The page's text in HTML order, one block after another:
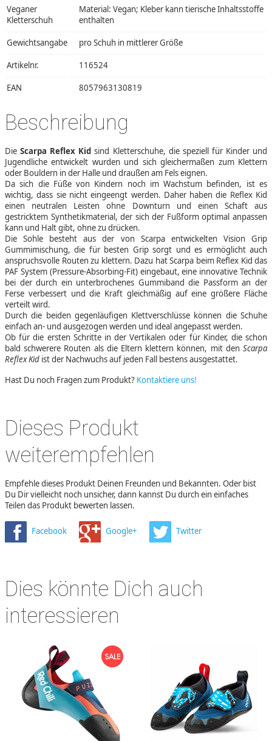
Veganer
Kletterschuh
Material: Vegan; Kleber kann tierische Inhaltsstoffe
enthalten
Gewichtsangabe pro Schuh in mittlerer Größe
Artikelnr. 116524
EAN 8057963130819
Beschreibung
DieScarpa Reflex Kid sind Kletterschuhe, die speziell für Kinder und
Jugendliche entwickelt wurden und sich gleichermaßen zum Klettern
oder Bouldern in der Halle und draußen am Fels eignen.
Da sich die Füße von Kindern noch im Wachstum befinden, ist es
wichtig, dass sie nicht eingeengt werden. Daher haben die Reflex Kid
einen neutralen Leisten ohne Downturn und einen Schaft aus
gestricktem Synthetikmaterial, der sich der Fußform optimal anpassen
kann und Halt gibt, ohne zu drücken.
Die Sohle besteht aus der von Scarpa entwickelten Vision Grip
Gummimischung, die für besten Grip sorgt und es ermöglicht auch
anspruchsvolle Routen zu klettern. Dazu hat Scarpa beim Reflex Kid das
PAF System (Pressure-Absorbing-Fit) eingebaut, eine innovative Technik
bei der durch ein unterbrochenes Gummiband die Passform an der
Ferse verbessert und die Kraft gleichmäßig auf eine größere Fläche
verteilt wird.
Durch die beiden gegenläufigen Klettverschlüsse können die Schuhe
einfach an- und ausgezogen werden und ideal angepasst werden.
Ob für die ersten Schritte in der Vertikalen oder für Kinder, die schon
bald schwerere Routen als die Eltern klettern können, mit den Scarpa
Reflex Kid ist der Nachwuchs auf jeden Fall bestens ausgestattet.
Hast Du noch Fragen zum Produkt? Kontaktiere uns!
Dieses Produkt
weiterempfehlen
Empfehle dieses Produkt Deinen Freunden und Bekannten. Oder bist
Du Dir vielleicht noch unsicher, dann kannst Du durch ein einfaches
Teilen das Produkt bewerten lassen.
Facebook Google+ Twitter
Dies könnte Dich auch
interessieren